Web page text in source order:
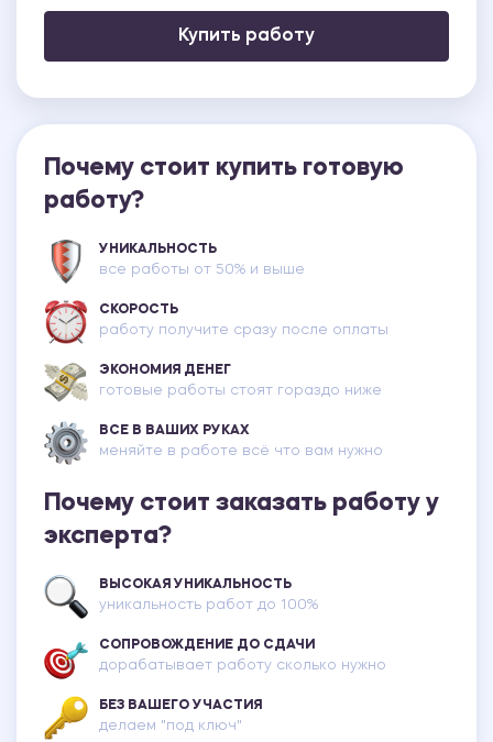
Купить работу
Почему стоит купить готовую
работу?
УНИКАЛЬНОСТЬ
все работы от 50% и выше
СКОРОСТЬ
работу получите сразу после оплаты
ЭКОНОМИЯ ДЕНЕГ
готовые работы стоят гораздо ниже
ВСЕ В ВАШИХ РУКАХ
меняйте в работе всё что вам нужно
Почему стоит заказать работу у
эксперта?
ВЫСОКАЯ УНИКАЛЬНОСТЬ
уникальность работ до 100%
СОПРОВОЖДЕНИЕ ДО СДАЧИ
дорабатывает работу сколько нужно
БЕЗ ВАШЕГО УЧАСТИЯ
делаем "под ключ"